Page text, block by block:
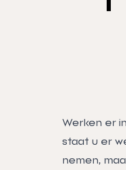
Werken er
staat u er
nemen,